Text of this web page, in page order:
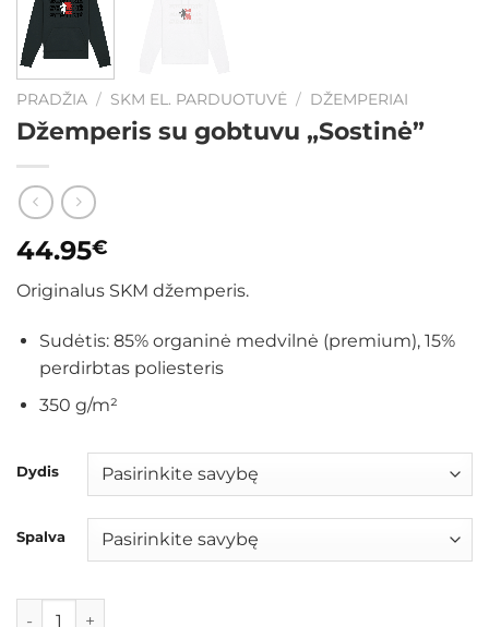
PRADŽIA / SKM EL. PARDUOTUVĖ / DŽEMPERIAI
Džemperis su gobtuvu „Sostinė”
44.95€
Originalus SKM džemperis.
Sudėtis: 85% organinė medvilnė (premium), 15%
perdirbtas poliesteris
350 g/m²
Dydis
Spalva
produkto kiekis: Džemperis su gobtuvu „Sostinė"